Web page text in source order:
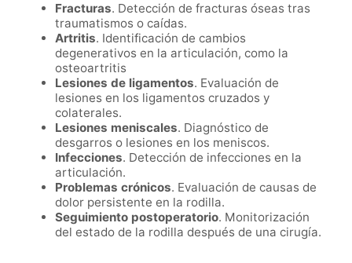
Fracturas. Detección de fracturas óseas tras
traumatismos o caídas.
Artritis. Identificación de cambios
degenerativos en la articulación, como la
osteoartritis
Lesiones de ligamentos. Evaluación de
lesiones en los ligamentos cruzados y
colaterales.
Lesiones meniscales. Diagnóstico de
desgarros o lesiones en los meniscos.
Infecciones. Detección de infecciones en la
articulación.
Problemas crónicos. Evaluación de causas de
dolor persistente en la rodilla.
Seguimiento postoperatorio. Monitorización
del estado de la rodilla después de una cirugía.